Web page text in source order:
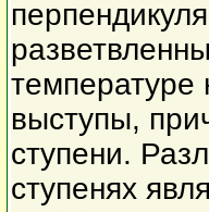
температуре
выступы,
ступени.
ступенях